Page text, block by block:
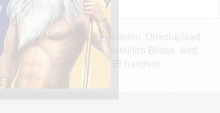
von einem Nutzer hochgeladen. Directupload
für den Inhalt des dargestellten Bildes, wird
nach §2(3) unserer AGB handeln.